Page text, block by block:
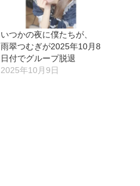
いつかの夜に僕たちが、
雨翠つむぎが2025年10月8
日付でグループ脱退
2025年10月9日